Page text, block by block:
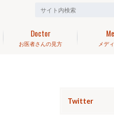
お医者さんの見方
Doctor
メデ
Twitter